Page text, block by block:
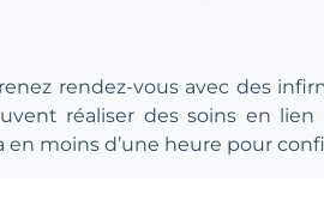
rendez-vous avec des
réaliser des soins en
moins d’une heure pour